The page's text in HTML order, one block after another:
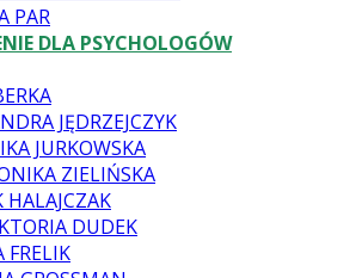
PAR
DLA PSYCHOLOGÓW
JĘDRZEJCZYK
JURKOWSKA
ZIELIŃSKA
HALAJCZAK
DUDEK
FRELIK